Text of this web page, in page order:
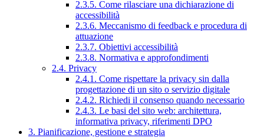
2.3.5. Come rilasciare una dichiarazione di
accessibilità
2.3.6. Meccanismo di feedback e procedura di
attuazione
2.3.7. Obiettivi accessibilità
2.3.8. Normativa e approfondimenti
2.4. Privacy
2.4.1. Come rispettare la privacy sin dalla
progettazione di un sito o servizio digitale
2.4.2. Richiedi il consenso quando necessario
2.4.3. Le basi del sito web: architettura,
informativa privacy, riferimenti DPO
3. Pianificazione, gestione e strategia